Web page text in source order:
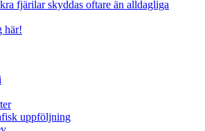
fjärilar skyddas oftare än alldagliga
här!
uppföljning